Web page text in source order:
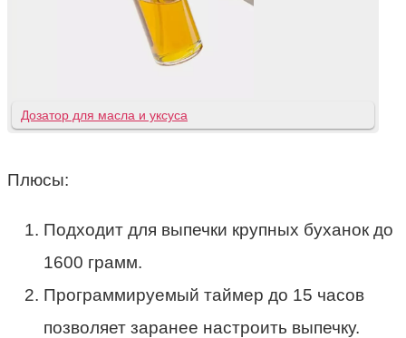
Дозатор для масла и уксуса
Плюсы:
Подходит для выпечки крупных буханок до
1600 грамм.
Программируемый таймер до 15 часов
позволяет заранее настроить выпечку.